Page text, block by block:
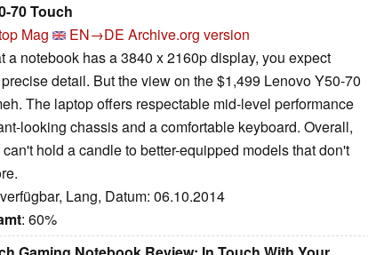
70 Touch
Mag EN→DE Archive.org version
a notebook has a 3840 x 2160p display, you expect
detail. But the view on the $1,499 Lenovo Y50-70
The laptop offers respectable mid-level performance
looking chassis and a comfortable keyboard. Overall,
hold a candle to better-equipped models that don't
Lang, Datum: 06.10.2014
: 60%